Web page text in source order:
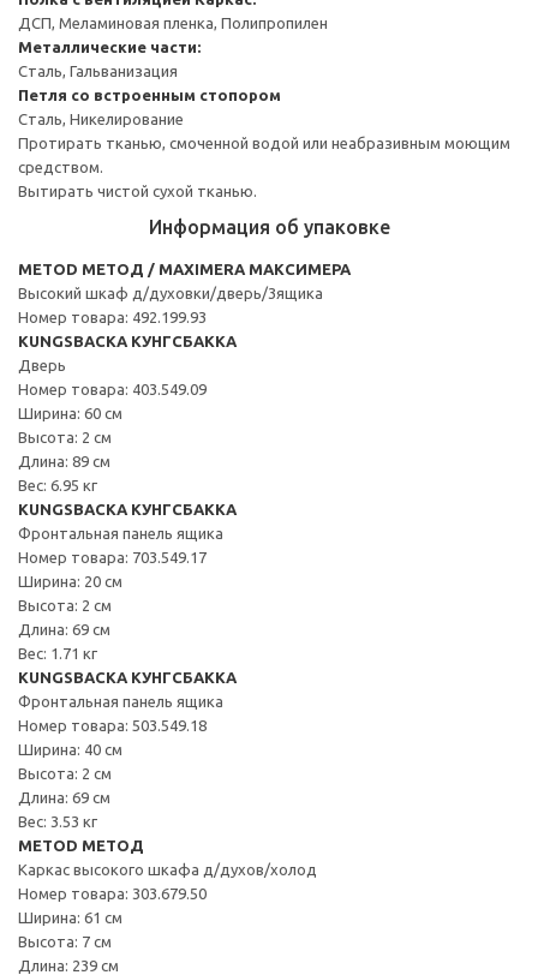
ДСП, Меламиновая пленка, Полипропилен
Металлические части:
Сталь, Гальванизация
Петля со встроенным стопором
Сталь, Никелирование
Протирать тканью, смоченной водой или неабразивным моющим
средством.
Вытирать чистой сухой тканью.
Информация об упаковке
METOD МЕТОД / MAXIMERA МАКСИМЕРА
Высокий шкаф д/духовки/дверь/3ящика
Номер товара: 492.199.93
KUNGSBACKA КУНГСБАККА
Дверь
Номер товара: 403.549.09
Ширина: 60 см
Высота: 2 см
Длина: 89 см
Вес: 6.95 кг
KUNGSBACKA КУНГСБАККА
Фронтальная панель ящика
Номер товара: 703.549.17
Ширина: 20 см
Высота: 2 см
Длина: 69 см
Вес: 1.71 кг
KUNGSBACKA КУНГСБАККА
Фронтальная панель ящика
Номер товара: 503.549.18
Ширина: 40 см
Высота: 2 см
Длина: 69 см
Вес: 3.53 кг
METOD МЕТОД
Каркас высокого шкафа д/духов/холод
Номер товара: 303.679.50
Ширина: 61 см
Высота: 7 см
Длина: 239 см